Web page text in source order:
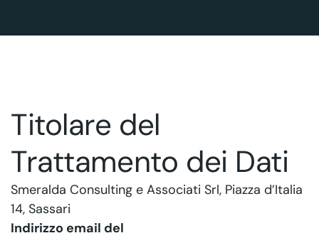
Titolare del
Trattamento dei Dati
Smeralda Consulting e Associati Srl, Piazza d’Italia
14, Sassari
Indirizzo email del